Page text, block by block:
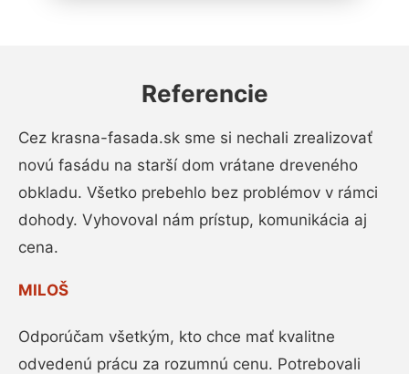
Referencie
Cez krasna-fasada.sk sme si nechali zrealizovať
novú fasádu na starší dom vrátane dreveného
obkladu. Všetko prebehlo bez problémov v rámci
dohody. Vyhovoval nám prístup, komunikácia aj
cena.
MILOŠ
Odporúčam všetkým, kto chce mať kvalitne
odvedenú prácu za rozumnú cenu. Potrebovali